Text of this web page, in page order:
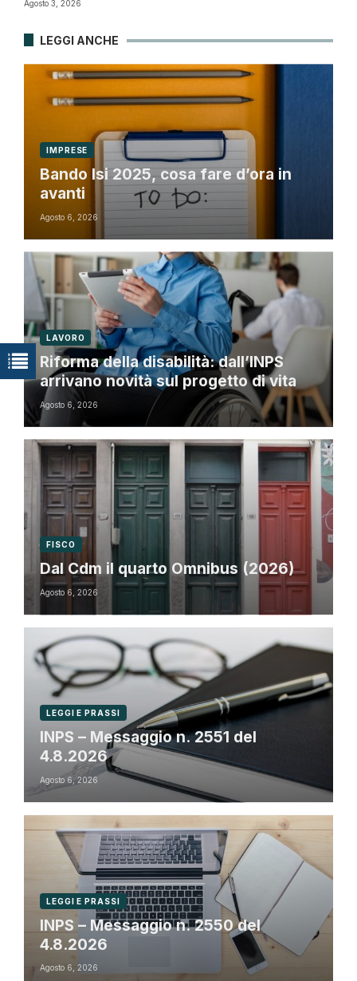
Agosto 3, 2026
LEGGI ANCHE
IMPRESE
Bando Isi 2025, cosa fare d’ora in
avanti
Agosto 6, 2026
LAVORO
Riforma della disabilità: dall’INPS
arrivano novità sul progetto di vita
Agosto 6, 2026
FISCO
Dal Cdm il quarto Omnibus (2026)
Agosto 6, 2026
LEGGI E PRASSI
INPS – Messaggio n. 2551 del
4.8.2026
Agosto 6, 2026
LEGGI E PRASSI
INPS – Messaggio n. 2550 del
4.8.2026
Agosto 6, 2026